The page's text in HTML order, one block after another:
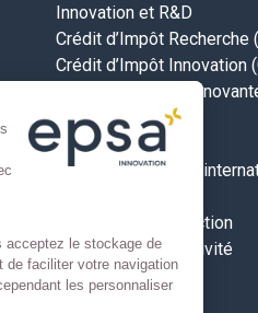
acceptez le stockage de
de faciliter votre navigation
les personnaliser
Innovation et R&D
Crédit d’Impôt Recherche
Crédit d’Impôt Innovation
Jeune entreprise
Aides Bpifrance
Investissements
Développement à
Assurance prospection
Nos secteurs d’activité